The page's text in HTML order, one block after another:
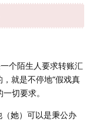
个陌生人要求转账汇
就是不停地“假戏真
切要求。
她）可以是秉公办